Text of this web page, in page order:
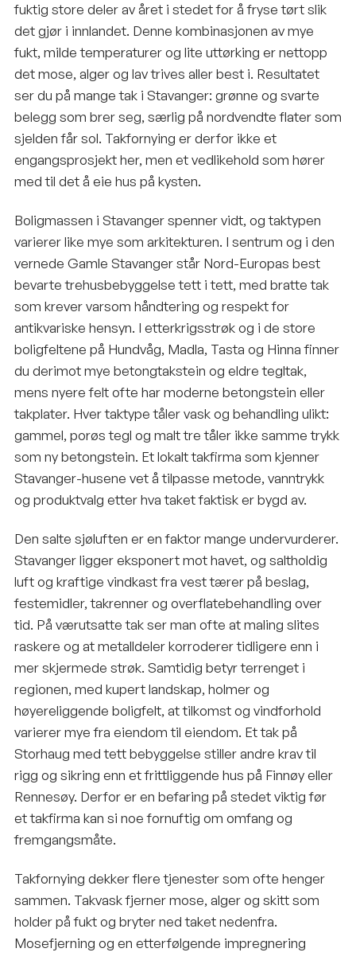
fuktig store deler av året i stedet for å fryse tørt slik
det gjør i innlandet. Denne kombinasjonen av mye
fukt, milde temperaturer og lite uttørking er nettopp
det mose, alger og lav trives aller best i. Resultatet
ser du på mange tak i Stavanger: grønne og svarte
belegg som brer seg, særlig på nordvendte flater som
sjelden får sol. Takfornying er derfor ikke et
engangsprosjekt her, men et vedlikehold som hører
med til det å eie hus på kysten.
Boligmassen i Stavanger spenner vidt, og taktypen
varierer like mye som arkitekturen. I sentrum og i den
vernede Gamle Stavanger står Nord-Europas best
bevarte trehusbebyggelse tett i tett, med bratte tak
som krever varsom håndtering og respekt for
antikvariske hensyn. I etterkrigsstrøk og i de store
boligfeltene på Hundvåg, Madla, Tasta og Hinna finner
du derimot mye betongtakstein og eldre tegltak,
mens nyere felt ofte har moderne betongstein eller
takplater. Hver taktype tåler vask og behandling ulikt:
gammel, porøs tegl og malt tre tåler ikke samme trykk
som ny betongstein. Et lokalt takfirma som kjenner
Stavanger-husene vet å tilpasse metode, vanntrykk
og produktvalg etter hva taket faktisk er bygd av.
Den salte sjøluften er en faktor mange undervurderer.
Stavanger ligger eksponert mot havet, og saltholdig
luft og kraftige vindkast fra vest tærer på beslag,
festemidler, takrenner og overflatebehandling over
tid. På værutsatte tak ser man ofte at maling slites
raskere og at metalldeler korroderer tidligere enn i
mer skjermede strøk. Samtidig betyr terrenget i
regionen, med kupert landskap, holmer og
høyereliggende boligfelt, at tilkomst og vindforhold
varierer mye fra eiendom til eiendom. Et tak på
Storhaug med tett bebyggelse stiller andre krav til
rigg og sikring enn et frittliggende hus på Finnøy eller
Rennesøy. Derfor er en befaring på stedet viktig før
et takfirma kan si noe fornuftig om omfang og
fremgangsmåte.
Takfornying dekker flere tjenester som ofte henger
sammen. Takvask fjerner mose, alger og skitt som
holder på fukt og bryter ned taket nedenfra.
Mosefjerning og en etterfølgende impregnering